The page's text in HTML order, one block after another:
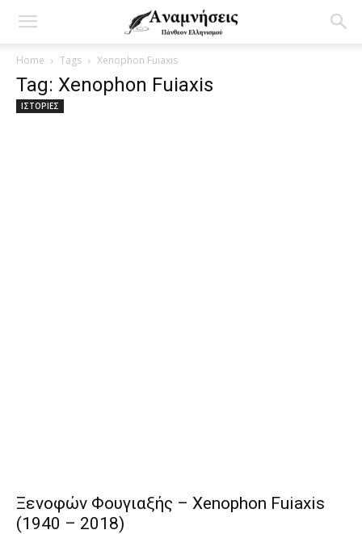
Home Tags Xenophon Fuiaxis
Tag: Xenophon Fuiaxis
ΙΣΤΟΡΙΕΣ
Ξενοφών Φουγιαξής – Xenophon Fuiaxis
(1940 – 2018)